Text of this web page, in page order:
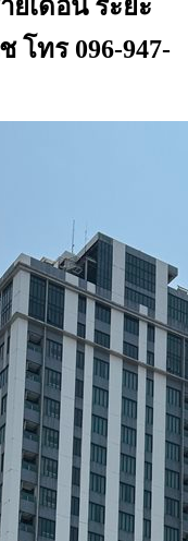
ยเดือน ระยะ
ทร 096-947-